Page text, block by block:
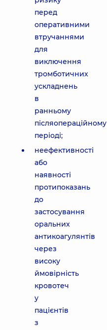
перед
оперативними
втручаннями
для
виключення
тромботичних
ускладнень
в
ранньому
післяопераційному
періоді;
неефективності
або
наявності
протипоказань
до
застосування
оральних
антикоагулянтів
через
високу
ймовірність
кровотеч
у
пацієнтів
з